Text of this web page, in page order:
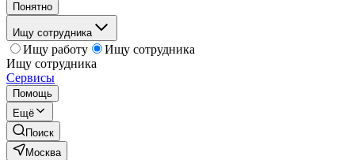
Понятно
Ищу сотрудника
Ищу работу
Ищу сотрудника
Ищу сотрудника
Сервисы
Помощь
Ещё
Поиск
Москва